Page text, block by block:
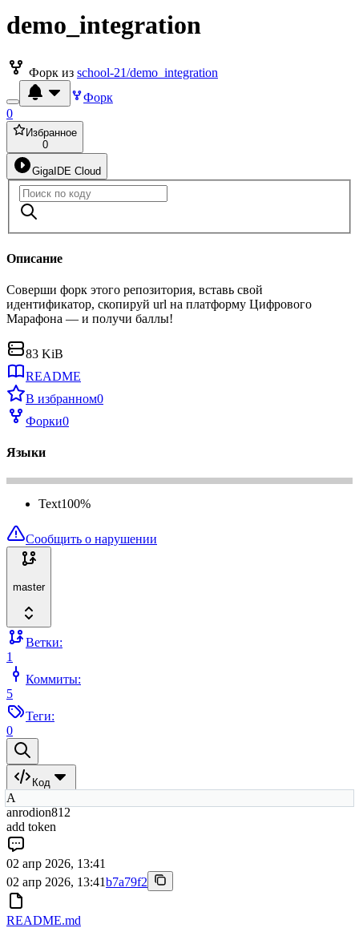
demo_integration
Форк из school-21/demo_integration
Форк
0
Избранное
0
GigaIDE Cloud
Описание
Соверши форк этого репозитория, вставь свой
идентификатор, скопируй url на платформу Цифрового
Марафона — и получи баллы!
83 KiB
README
В избранном0
Форки0
Языки
Text100%
Сообщить о нарушении
master
Ветки:
1
Коммиты:
5
Теги:
0
Код
A
anrodion812
add token
02 апр 2026, 13:41
02 апр 2026, 13:41b7a79f2
README.md